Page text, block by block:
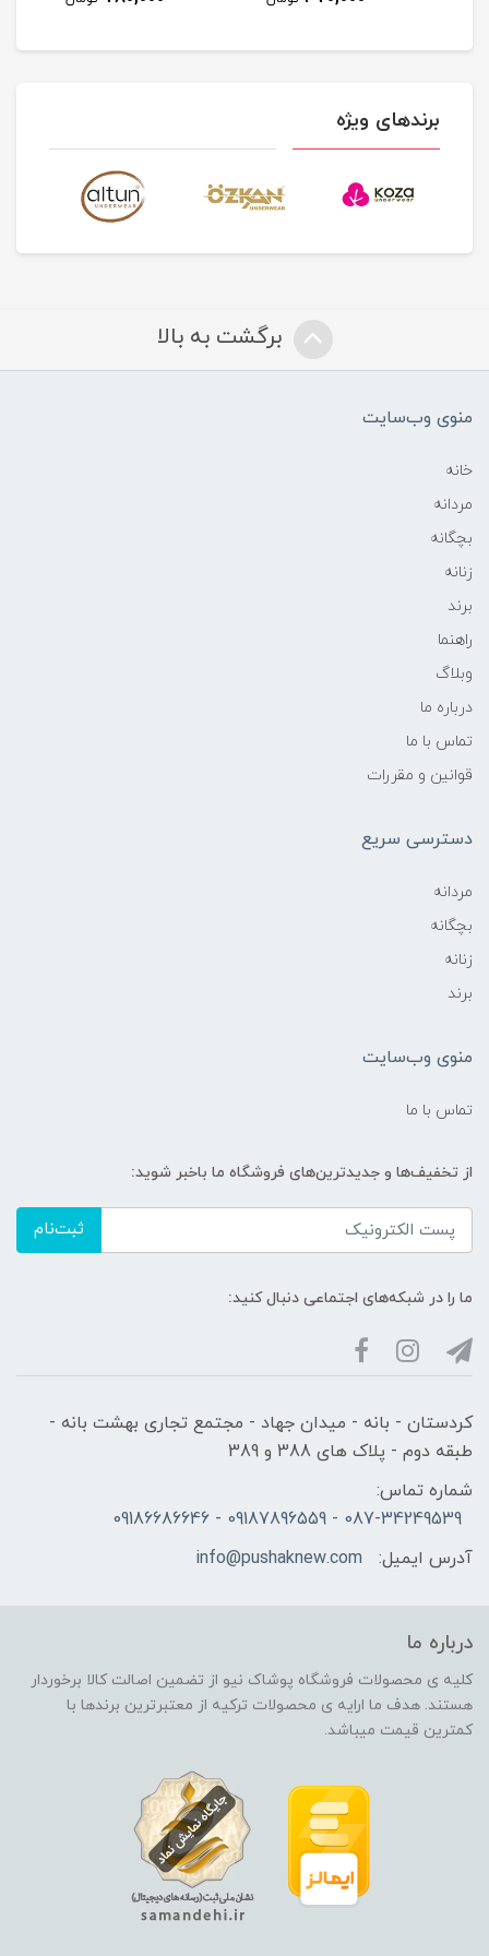
برندهای ویژه
برگشت به بالا
منوی وب‌سایت
خانه
مردانه
بچگانه
زنانه
برند
راهنما
وبلاگ
درباره ما
تماس با ما
قوانین و مقررات
دسترسی سریع
مردانه
بچگانه
زنانه
برند
منوی وب‌سایت
تماس با ما
از تخفیف‌ها و جدیدترین‌های فروشگاه ما باخبر شوید:
ثبت‌نام
ما را در شبکه‌های اجتماعی دنبال کنید:
کردستان - بانه - میدان جهاد - مجتمع تجاری بهشت بانه -
طبقه دوم - پلاک های 388 و 389
شماره تماس:
087-34249539 - 09187896559 - 09186686646
آدرس ایمیل:
info@pushaknew.com
درباره ما
کلیه ی محصولات فروشگاه پوشاک نیو از تضمین اصالت کالا برخوردار
هستند. هدف ما ارایه ی محصولات ترکیه از معتبرترین برندها با
کمترین قیمت میباشد.